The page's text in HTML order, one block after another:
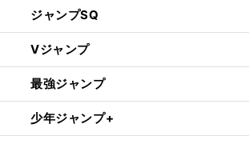
ジャンプSQ
Vジャンプ
最強ジャンプ
少年ジャンプ+